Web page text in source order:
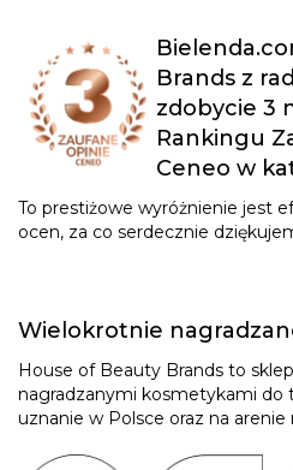
Brands z
zdobycie 3
Rankingu
Ceneo w
To prestiżowe wyróżnienie jest
ocen, za co serdecznie
Wielokrotnie
House of Beauty Brands to
nagradzanymi kosmetykami do
uznanie w Polsce oraz na